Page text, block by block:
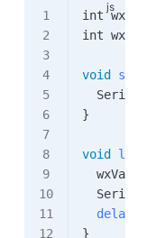
int wxPin
int
void
  Serial
}
void
loop
  wxValue
  Serial
  delay
}